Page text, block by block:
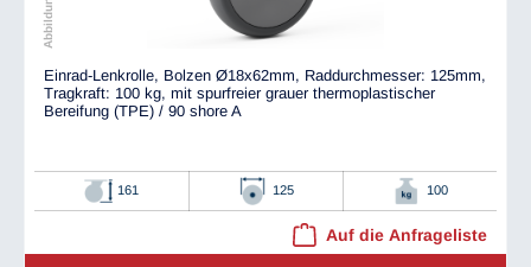
Einrad-Lenkrolle, Bolzen Ø18x62mm, Raddurchmesser: 125mm,
Tragkraft: 100 kg, mit spurfreier grauer thermoplastischer
Bereifung (TPE) / 90 shore A
161 125 100
Auf die Anfrageliste